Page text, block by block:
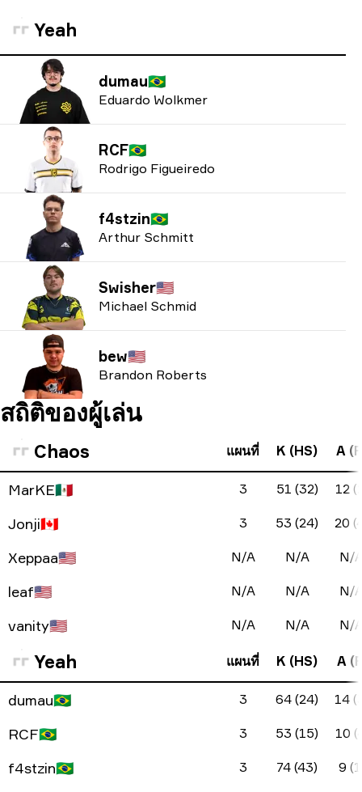
Yeah
dumau🇧🇷
Eduardo Wolkmer
RCF🇧🇷
Rodrigo Figueiredo
f4stzin🇧🇷
Arthur Schmitt
Swisher🇺🇸
Michael Schmid
bew🇺🇸
Brandon Roberts
สถิติของผู้เล่น
Chaos แผนที่ K (HS) A
MarKE🇲🇽 3 51 (32) 12
Jonji🇨🇦 3 53 (24) 20
Xeppaa🇺🇸 N/A N/A N/
leaf🇺🇸 N/A N/A N/
vanity🇺🇸 N/A N/A N/
Yeah แผนที่ K (HS) A
dumau🇧🇷 3 64 (24) 14
RCF🇧🇷 3 53 (15) 10
f4stzin🇧🇷 3 74 (43) 9